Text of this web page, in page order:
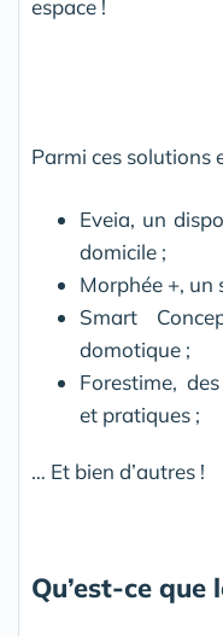
espace !
Parmi ces solutions
Eveia, un
domicile ;
Morphée +, un
Smart
domotique ;
Forestime,
et pratiques ;
… Et bien d’autres !
Qu’est-ce que